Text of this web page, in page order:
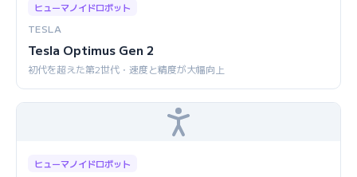
ヒューマノイドロボット
TESLA
Tesla Optimus Gen 2
初代を超えた第2世代・速度と精度が大幅向上
ヒューマノイドロボット